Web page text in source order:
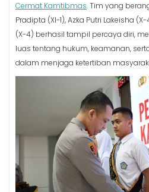
Cermat Kamtibmas. Tim yang
Pradipta (XI-1), Azka Putri Lakeisha
(X-4) berhasil tampil percaya diri,
luas tentang hukum, keamanan,
dalam menjaga ketertiban